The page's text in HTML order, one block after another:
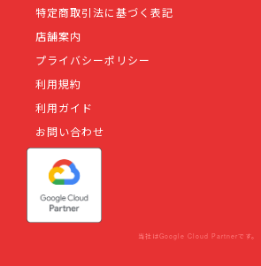
特定商取引法に基づく表記
店舗案内
プライバシーポリシー
利用規約
利用ガイド
お問い合わせ
当社はGoogle Cloud Partnerです。